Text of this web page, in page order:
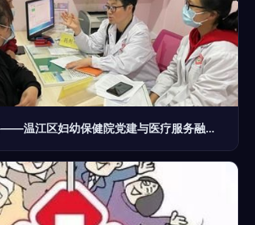
党旗引领健康路——温江区妇幼保健院党建与医疗服务融合实践纪实